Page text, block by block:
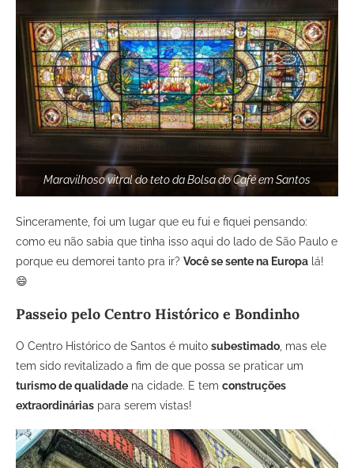
Maravilhoso vitral do teto da Bolsa do Café em Santos
Sinceramente, foi um lugar que eu fui e fiquei pensando:
como eu não sabia que tinha isso aqui do lado de São Paulo e
porque eu demorei tanto pra ir? Você se sente na Europa lá!
😄
Passeio pelo Centro Histórico e Bondinho
O Centro Histórico de Santos é muito subestimado, mas ele
tem sido revitalizado a fim de que possa se praticar um
turismo de qualidade na cidade. E tem construções
extraordinárias para serem vistas!